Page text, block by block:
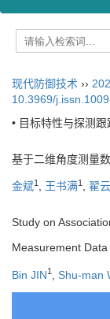
现代防御技术 ››
10.3969/
• 目标特性与探测跟
基于二维角度测量
金斌1 , 王书满1 , 翟
Study on
Measurement Data
Bin JIN1 Shu-man